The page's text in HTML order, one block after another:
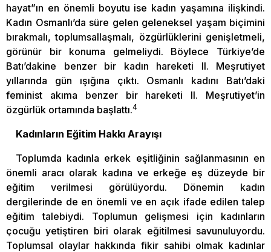
hayat”ın en önemli boyutu ise kadın yaşamına ilişkindi.
Kadın Osmanlı’da süre gelen geleneksel yaşam biçimini
bırakmalı, toplumsallaşmalı, özgürlüklerini genişletmeli,
görünür bir konuma gelmeliydi. Böylece Türkiye’de
Batı’dakine benzer bir kadın hareketi II. Meşrutiyet
yıllarında gün ışığına çıktı. Osmanlı kadını Batı’daki
feminist akıma benzer bir hareketi II. Meşrutiyet’in
özgürlük ortamında başlattı.4
Kadınların Eğitim Hakkı Arayışı
Toplumda kadınla erkek eşitliğinin sağlanmasının en
önemli aracı olarak kadına ve erkeğe eş düzeyde bir
eğitim verilmesi görülüyordu. Dönemin kadın
dergilerinde de en önemli ve en açık ifade edilen talep
eğitim talebiydi. Toplumun gelişmesi için kadınların
çocuğu yetiştiren biri olarak eğitilmesi savunuluyordu.
Toplumsal olaylar hakkında fikir sahibi olmak kadınlar